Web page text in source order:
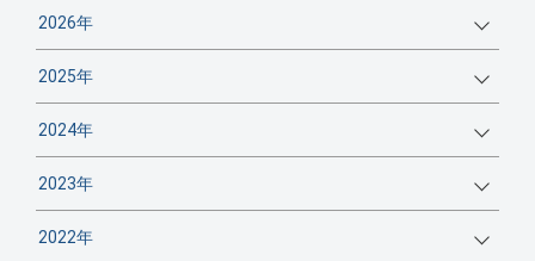
2026年
2025年
2024年
2023年
2022年